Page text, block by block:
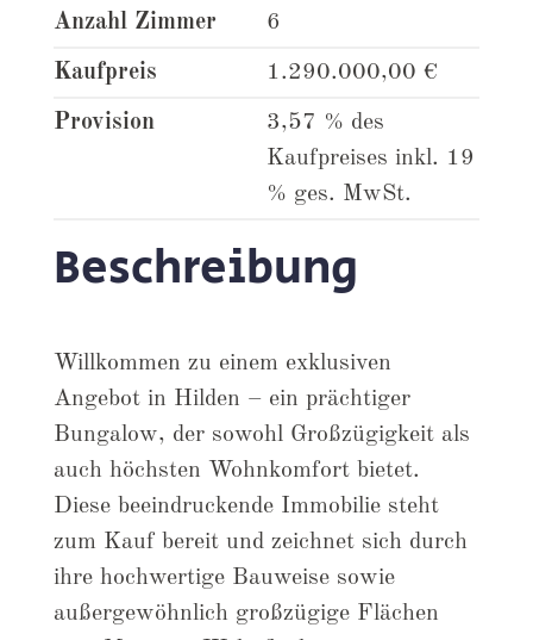
Anzahl Zimmer 6
Kaufpreis 1.290.000,00 €
Provision
3,57 % des
Kaufpreises inkl. 19
% ges. MwSt.
Beschreibung
Willkommen zu einem exklusiven
Angebot in Hilden – ein prächtiger
Bungalow, der sowohl Großzügigkeit als
auch höchsten Wohnkomfort bietet.
Diese beeindruckende Immobilie steht
zum Kauf bereit und zeichnet sich durch
ihre hochwertige Bauweise sowie
außergewöhnlich großzügige Flächen